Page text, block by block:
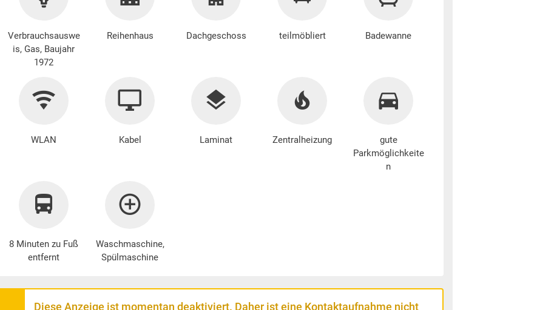
Verbrauchsauswe
is, Gas, Baujahr
1972
Reihenhaus Dachgeschoss teilmöbliert Badewanne
WLAN Kabel Laminat Zentralheizung
gute
Parkmöglichkeite
n
8 Minuten zu Fuß
entfernt
Waschmaschine,
Spülmaschine
Diese Anzeige ist momentan deaktiviert. Daher ist eine Kontaktaufnahme nicht